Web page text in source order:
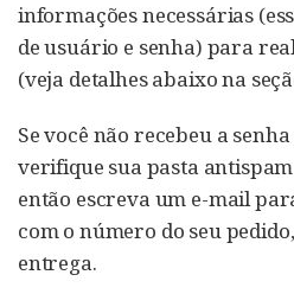
informações necessárias
de usuário e senha) para
(veja detalhes abaixo na
Se você não recebeu a
verifique sua pasta
então escreva um e-mail
com o número do seu
entrega.